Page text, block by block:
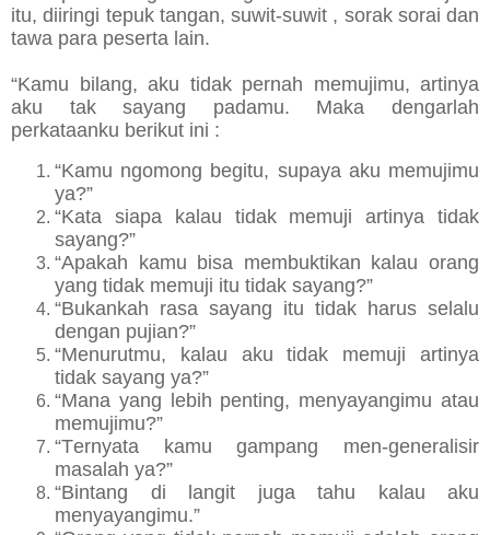
itu, diiringi tepuk tangan, suwit-suwit , sorak sorai dan
tawa para peserta lain.
“Kamu bilang, aku tidak pernah memujimu, artinya
aku tak sayang padamu. Maka dengarlah
perkataanku berikut ini :
“Kamu ngomong begitu, supaya aku memujimu
ya?”
“Kata siapa kalau tidak memuji artinya tidak
sayang?”
“Apakah kamu bisa membuktikan kalau orang
yang tidak memuji itu tidak sayang?”
“Bukankah rasa sayang itu tidak harus selalu
dengan pujian?”
“Menurutmu, kalau aku tidak memuji artinya
tidak sayang ya?”
“Mana yang lebih penting, menyayangimu atau
memujimu?”
“Ternyata kamu gampang men-generalisir
masalah ya?”
“Bintang di langit juga tahu kalau aku
menyayangimu.”